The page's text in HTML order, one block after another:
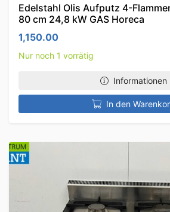
Edelstahl Olis Aufputz 4-
80 cm 24,8 kW GAS Horeca
1,150.00
Nur noch 1 vorrätig
Informationen
In den